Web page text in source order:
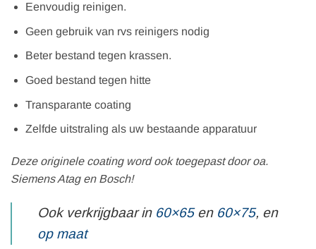
Eenvoudig reinigen.
Geen gebruik van rvs reinigers nodig
Beter bestand tegen krassen.
Goed bestand tegen hitte
Transparante coating
Zelfde uitstraling als uw bestaande apparatuur
Deze originele coating word ook toegepast door oa.
Siemens Atag en Bosch!
Ook verkrijgbaar in 60×65en 60×75, en
op maat